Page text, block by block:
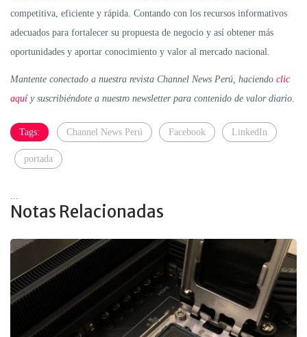
competitiva, eficiente y rápida. Contando con los recursos informativos
adecuados para fortalecer su propuesta de negocio y así obtener más
oportunidades y aportar conocimiento y valor al mercado nacional.
Mantente conectado a nuestra revista Channel News Perú, haciendo clic
aquíy suscribiéndote a nuestro newsletter para contenido de valor diario.
Tags: Channel News Perú Facebook LinkedIn
portada
Notas Relacionadas